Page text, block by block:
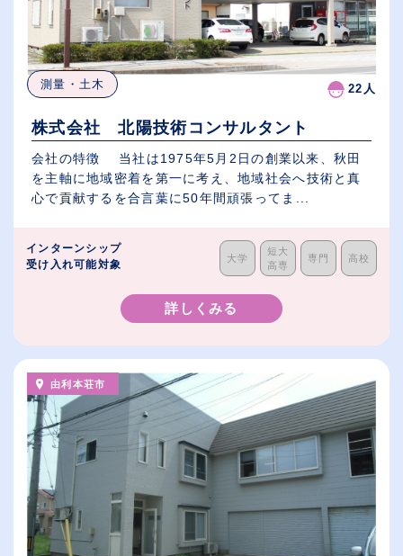
測量・土木 22人
株式会社 北陽技術コンサルタント
会社の特徴 当社は1975年5月2日の創業以来、秋田
を主軸に地域密着を第一に考え、地域社会へ技術と真
心で貢献するを合言葉に50年間頑張ってま...
インターンシップ
受け入れ可能対象
大学
短大
高専
専門 高校
詳しくみる
由利本荘市